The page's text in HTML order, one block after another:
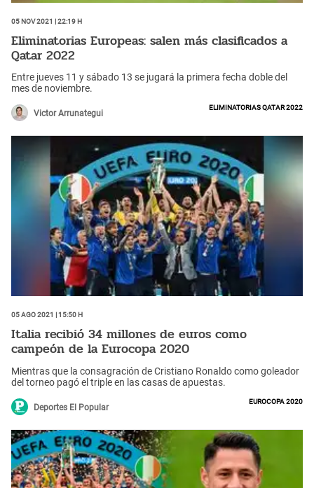
05 Nov 2021 | 22:19 h
Eliminatorias Europeas: salen más clasificados a
Qatar 2022
Entre jueves 11 y sábado 13 se jugará la primera fecha doble del
mes de noviembre.
Victor Arrunategui
Eliminatorias Qatar 2022
05 Ago 2021 | 15:50 h
Italia recibió 34 millones de euros como
campeón de la Eurocopa 2020
Mientras que la consagración de Cristiano Ronaldo como goleador
del torneo pagó el triple en las casas de apuestas.
Deportes El Popular
Eurocopa 2020